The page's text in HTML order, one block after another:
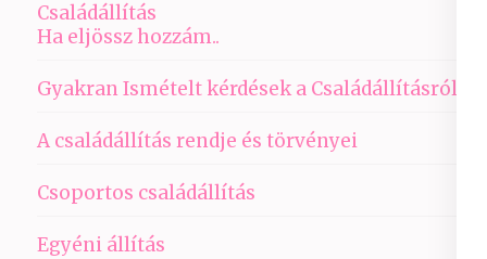
Családállítás
Ha eljössz hozzám..
Gyakran Ismételt kérdések a Családállításról
A családállítás rendje és törvényei
Csoportos családállítás
Egyéni állítás